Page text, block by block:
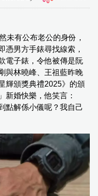
未有公布老公的身份，
憑男方手錶尋找線索，
電子錶，令他被傳是阮
與林曉峰、王祖藍昨晚
輝頒獎典禮2025》的頒
新婚快樂，他笑言：
點解係小儀呢？我自己